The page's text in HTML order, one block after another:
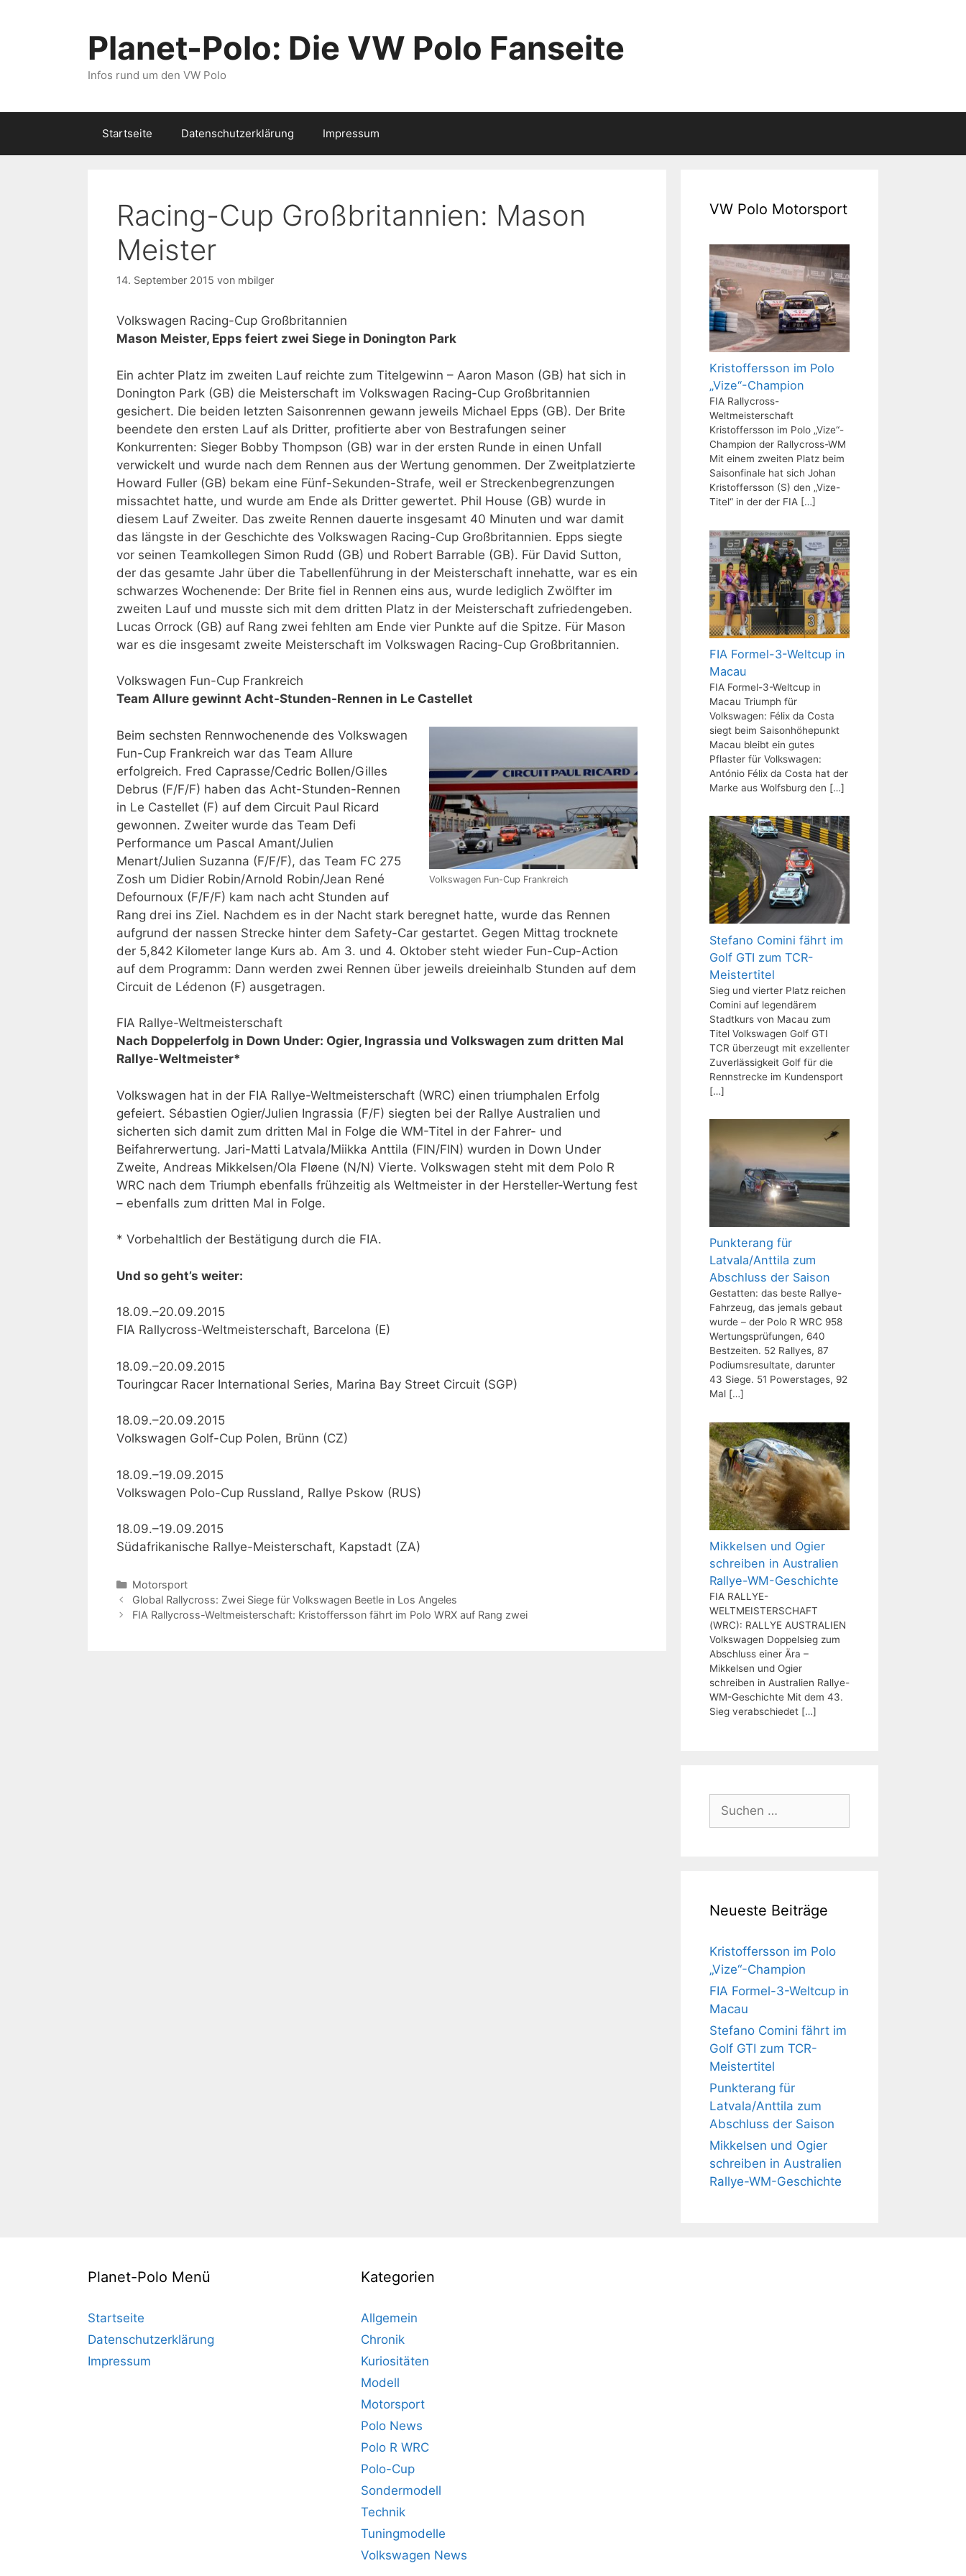
Planet-Polo: Die VW Polo Fanseite
Infos rund um den VW Polo
Startseite Datenschutzerklärung Impressum
Racing-Cup Großbritannien: Mason
Meister
14. September 2015 von mbilger
Volkswagen Racing-Cup Großbritannien
Mason Meister, Epps feiert zwei Siege in Donington Park
Ein achter Platz im zweiten Lauf reichte zum Titelgewinn – Aaron Mason (GB) hat sich in
Donington Park (GB) die Meisterschaft im Volkswagen Racing-Cup Großbritannien
gesichert. Die beiden letzten Saisonrennen gewann jeweils Michael Epps (GB). Der Brite
beendete den ersten Lauf als Dritter, profitierte aber von Bestrafungen seiner
Konkurrenten: Sieger Bobby Thompson (GB) war in der ersten Runde in einen Unfall
verwickelt und wurde nach dem Rennen aus der Wertung genommen. Der Zweitplatzierte
Howard Fuller (GB) bekam eine Fünf-Sekunden-Strafe, weil er Streckenbegrenzungen
missachtet hatte, und wurde am Ende als Dritter gewertet. Phil House (GB) wurde in
diesem Lauf Zweiter. Das zweite Rennen dauerte insgesamt 40 Minuten und war damit
das längste in der Geschichte des Volkswagen Racing-Cup Großbritannien. Epps siegte
vor seinen Teamkollegen Simon Rudd (GB) und Robert Barrable (GB). Für David Sutton,
der das gesamte Jahr über die Tabellenführung in der Meisterschaft innehatte, war es ein
schwarzes Wochenende: Der Brite fiel in Rennen eins aus, wurde lediglich Zwölfter im
zweiten Lauf und musste sich mit dem dritten Platz in der Meisterschaft zufriedengeben.
Lucas Orrock (GB) auf Rang zwei fehlten am Ende vier Punkte auf die Spitze. Für Mason
war es die insgesamt zweite Meisterschaft im Volkswagen Racing-Cup Großbritannien.
Volkswagen Fun-Cup Frankreich
Team Allure gewinnt Acht-Stunden-Rennen in Le Castellet
Volkswagen Fun-Cup Frankreich
Beim sechsten Rennwochenende des Volkswagen
Fun-Cup Frankreich war das Team Allure
erfolgreich. Fred Caprasse/Cedric Bollen/Gilles
Debrus (F/F/F) haben das Acht-Stunden-Rennen
in Le Castellet (F) auf dem Circuit Paul Ricard
gewonnen. Zweiter wurde das Team Defi
Performance um Pascal Amant/Julien
Menart/Julien Suzanna (F/F/F), das Team FC 275
Zosh um Didier Robin/Arnold Robin/Jean René
Defournoux (F/F/F) kam nach acht Stunden auf
Rang drei ins Ziel. Nachdem es in der Nacht stark beregnet hatte, wurde das Rennen
aufgrund der nassen Strecke hinter dem Safety-Car gestartet. Gegen Mittag trocknete
der 5,842 Kilometer lange Kurs ab. Am 3. und 4. Oktober steht wieder Fun-Cup-Action
auf dem Programm: Dann werden zwei Rennen über jeweils dreieinhalb Stunden auf dem
Circuit de Lédenon (F) ausgetragen.
FIA Rallye-Weltmeisterschaft
Nach Doppelerfolg in Down Under: Ogier, Ingrassia und Volkswagen zum dritten Mal
Rallye-Weltmeister*
Volkswagen hat in der FIA Rallye-Weltmeisterschaft (WRC) einen triumphalen Erfolg
gefeiert. Sébastien Ogier/Julien Ingrassia (F/F) siegten bei der Rallye Australien und
sicherten sich damit zum dritten Mal in Folge die WM-Titel in der Fahrer- und
Beifahrerwertung. Jari-Matti Latvala/Miikka Anttila (FIN/FIN) wurden in Down Under
Zweite, Andreas Mikkelsen/Ola Fløene (N/N) Vierte. Volkswagen steht mit dem Polo R
WRC nach dem Triumph ebenfalls frühzeitig als Weltmeister in der Hersteller-Wertung fest
– ebenfalls zum dritten Mal in Folge.
* Vorbehaltlich der Bestätigung durch die FIA.
Und so geht’s weiter:
18.09.–20.09.2015
FIA Rallycross-Weltmeisterschaft, Barcelona (E)
18.09.–20.09.2015
Touringcar Racer International Series, Marina Bay Street Circuit (SGP)
18.09.–20.09.2015
Volkswagen Golf-Cup Polen, Brünn (CZ)
18.09.–19.09.2015
Volkswagen Polo-Cup Russland, Rallye Pskow (RUS)
18.09.–19.09.2015
Südafrikanische Rallye-Meisterschaft, Kapstadt (ZA)
Kategorien
Motorsport
Global Rallycross: Zwei Siege für Volkswagen Beetle in Los Angeles
FIA Rallycross-Weltmeisterschaft: Kristoffersson fährt im Polo WRX auf Rang zwei
VW Polo Motorsport
Kristoffersson im Polo
„Vize“-Champion
FIA Rallycross-
Weltmeisterschaft
Kristoffersson im Polo „Vize“-
Champion der Rallycross-WM
Mit einem zweiten Platz beim
Saisonfinale hat sich Johan
Kristoffersson (S) den „Vize-
Titel“ in der der FIA […]
FIA Formel-3-Weltcup in
Macau
FIA Formel-3-Weltcup in
Macau Triumph für
Volkswagen: Félix da Costa
siegt beim Saisonhöhepunkt
Macau bleibt ein gutes
Pflaster für Volkswagen:
António Félix da Costa hat der
Marke aus Wolfsburg den […]
Stefano Comini fährt im
Golf GTI zum TCR-
Meistertitel
Sieg und vierter Platz reichen
Comini auf legendärem
Stadtkurs von Macau zum
Titel Volkswagen Golf GTI
TCR überzeugt mit exzellenter
Zuverlässigkeit Golf für die
Rennstrecke im Kundensport
[…]
Punkterang für
Latvala/Anttila zum
Abschluss der Saison
Gestatten: das beste Rallye-
Fahrzeug, das jemals gebaut
wurde – der Polo R WRC 958
Wertungsprüfungen, 640
Bestzeiten. 52 Rallyes, 87
Podiumsresultate, darunter
43 Siege. 51 Powerstages, 92
Mal […]
Mikkelsen und Ogier
schreiben in Australien
Rallye-WM-Geschichte
FIA RALLYE-
WELTMEISTERSCHAFT
(WRC): RALLYE AUSTRALIEN
Volkswagen Doppelsieg zum
Abschluss einer Ära –
Mikkelsen und Ogier
schreiben in Australien Rallye-
WM-Geschichte Mit dem 43.
Sieg verabschiedet […]
nach:
Neueste Beiträge
Kristoffersson im Polo
„Vize“-Champion
FIA Formel-3-Weltcup in
Macau
Stefano Comini fährt im
Golf GTI zum TCR-
Meistertitel
Punkterang für
Latvala/Anttila zum
Abschluss der Saison
Mikkelsen und Ogier
schreiben in Australien
Rallye-WM-Geschichte
Planet-Polo Menü
Startseite
Datenschutzerklärung
Impressum
Kategorien
Allgemein
Chronik
Kuriositäten
Modell
Motorsport
Polo News
Polo R WRC
Polo-Cup
Sondermodell
Technik
Tuningmodelle
Volkswagen News